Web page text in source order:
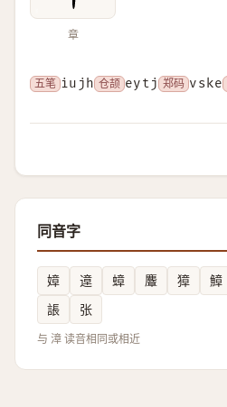
章
五笔 iujh 仓颉 eytj 郑码 vske
同音字
嫜 遧 蟑 麞 獐 鱆
䛫
张
与 漳 读音相同或相近